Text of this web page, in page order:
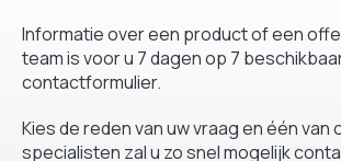
Informatie over een product of een
team is voor u 7 dagen op 7
contactformulier.
Kies de reden van uw vraag en één van
specialisten zal u zo snel mogelijk